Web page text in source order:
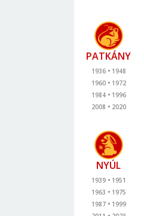
PATKÁNY
1936
1948
1960
1972
1984
1996
2008
2020
NYÚL
1939
1951
1963
1975
1987
1999